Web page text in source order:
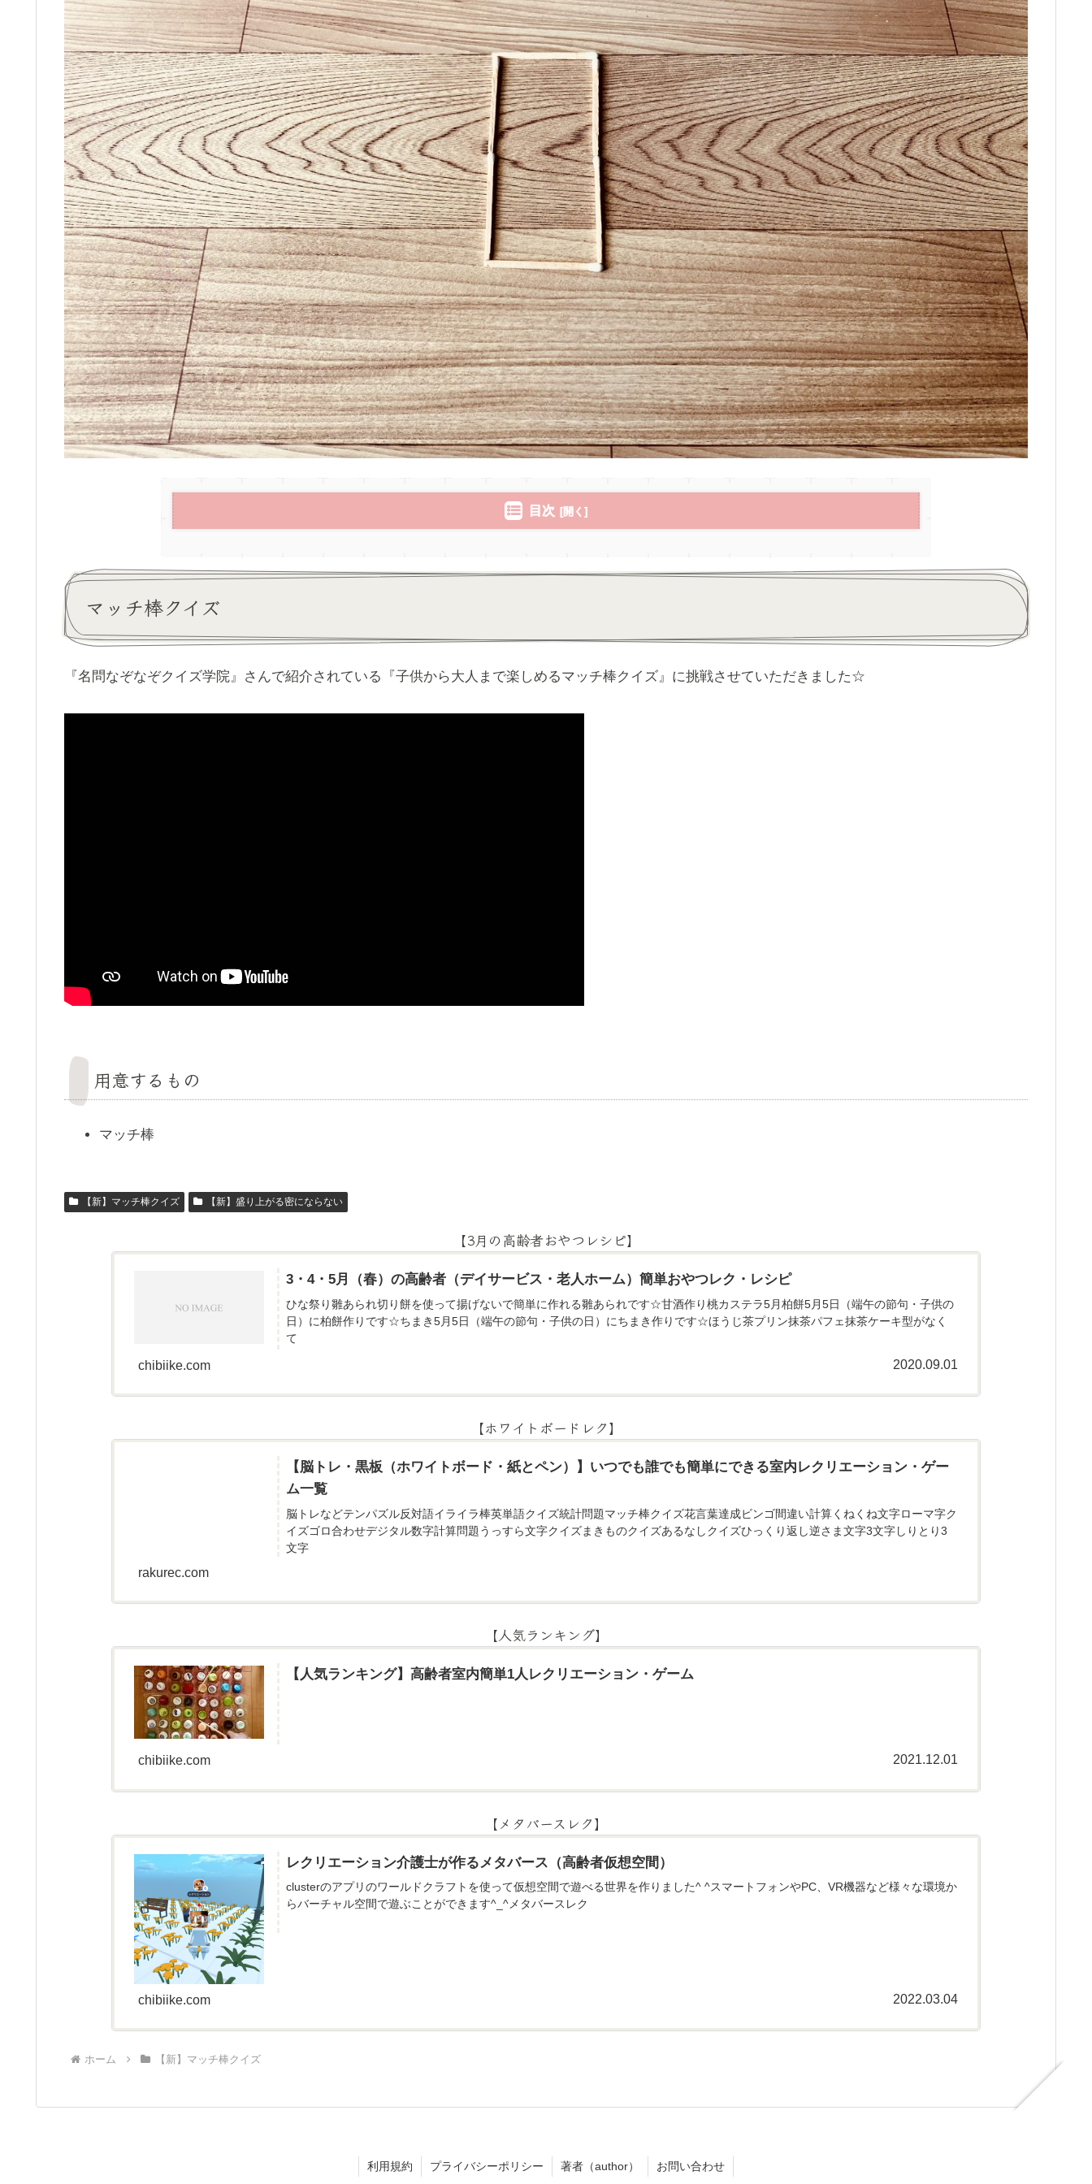
目次
マッチ棒クイズ
『名問なぞなぞクイズ学院』さんで紹介されている『子供から大人まで楽しめるマッチ棒クイズ』に挑戦させていただきました☆
用意するもの
マッチ棒
【新】マッチ棒クイズ 【新】盛り上がる密にならない
【3月の高齢者おやつレシピ】
3・4・5月（春）の高齢者（デイサービス・老人ホーム）簡単おやつレク・レシピ
ひな祭り雛あられ切り餅を使って揚げないで簡単に作れる雛あられです☆甘酒作り桃カステラ5月柏餅5月5日（端午の節句・子供の
日）に柏餅作りです☆ちまき5月5日（端午の節句・子供の日）にちまき作りです☆ほうじ茶プリン抹茶パフェ抹茶ケーキ型がなく
て
chibiike.com 2020.09.01
【ホワイトボードレク】
【脳トレ・黒板（ホワイトボード・紙とペン）】いつでも誰でも簡単にできる室内レクリエーション・ゲー
ム一覧
脳トレなどテンパズル反対語イライラ棒英単語クイズ統計問題マッチ棒クイズ花言葉達成ビンゴ間違い計算くねくね文字ローマ字ク
イズゴロ合わせデジタル数字計算問題うっすら文字クイズまきものクイズあるなしクイズひっくり返し逆さま文字3文字しりとり3
文字
rakurec.com
【人気ランキング】
【人気ランキング】高齢者室内簡単1人レクリエーション・ゲーム
chibiike.com 2021.12.01
【メタバースレク】
レクリエーション介護士が作るメタバース（高齢者仮想空間）
clusterのアプリのワールドクラフトを使って仮想空間で遊べる世界を作りました^ ^スマートフォンやPC、VR機器など様々な環境か
らバーチャル空間で遊ぶことができます^_^メタバースレク
chibiike.com 2022.03.04
ホーム 【新】マッチ棒クイズ
利用規約 プライバシーポリシー 著者（author） お問い合わせ